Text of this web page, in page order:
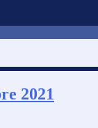
2021